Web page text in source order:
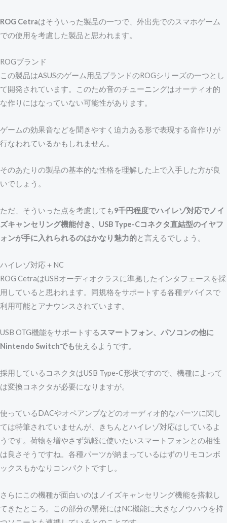
ROG Cetraはそういった製品の一つで、外出先でのスマホゲーム
での使用を考慮した製品と思われます。
ROGブランド
この製品はASUSのゲーム用品ブランドのROGシリーズの一つとし
て開発されています。このため音のチューニングはオーティオ的
な作りにはなっていない可能性があります。
ゲームの効果音などを聞きやすく迫力ある形で表現する音作りが
行なわれているかもしれません。
そのあたりの製品の基本的な性格を理解した上で入手した方が良
いでしょう。
ただ、そういった点を考慮しても9千円程度でハイレゾ対応でノイ
ズキャンセリング機能付き、USB Type-Cコネクタ直結型のイヤフ
ォンが手に入れられるのはかなり魅力的と言えるでしょう。
ハイレゾ対応＋NC
ROG CetraはUSBオーディオクラスに準拠したインタフェースを採
用していると思われます。同規格をサポートする各種デバイスで
利用可能とアナウンスされています。
USB OTG機能をサポートする スマートフォン、パソコンの他に
Nintendo Switchでも使えるようです。
採用しているコネクタはUSB Type-C形状ですので、機種によって
は変換コネクタが必要になりますが。
使っているDACやオペアンプなどのオーディオ的なパーツに関し
ては特筆されていませんが、きちんとハイレゾ対応はしているよ
うです。荷物を増やさず気軽に使いたいスマートフォンとの相性
は良さそうですね。各種パーツが納まっているはずのリモコンボ
ックスもかなりコンパクトですし。
さらにこの機種が面白いのはノイズキャンセリング機能を搭載し
てきたところ。この部分の開発にはNC機能に大きなノウハウを持